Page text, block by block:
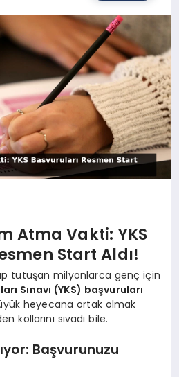
Atma Vakti: YKS
Start Aldı!
tutuşan milyonlarca genç için
Sınavı (YKS) başvuruları
heyecana ortak olmak
kollarını sıvadı bile.
Başvurunuzu